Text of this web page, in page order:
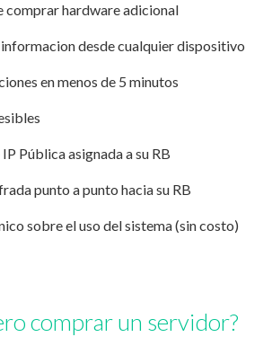
comprar hardware adicional
desde cualquier dispositivo
en menos de 5 minutos
Pública asignada a su RB
punto a punto hacia su RB
sobre el uso del sistema (sin costo)
comprar un servidor?